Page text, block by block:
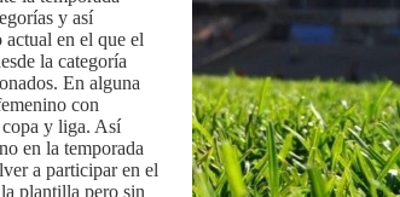
y así
actual en el que el
la categoría
En alguna
con
y liga. Así
en la temporada
a participar en el
plantilla pero sin